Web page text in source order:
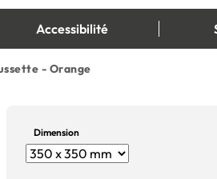
Accessibilité
- Orange
Dimension